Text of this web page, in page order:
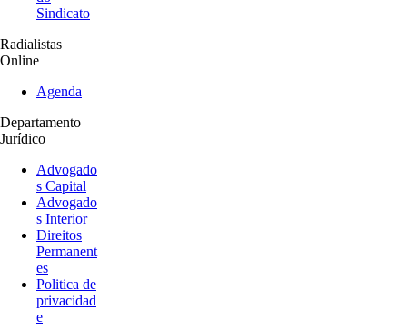
Sindicato
Radialistas
Online
Agenda
Departamento
Jurídico
Advogado
s Capital
Advogado
s Interior
Direitos
Permanent
es
Politica de
privacidad
e